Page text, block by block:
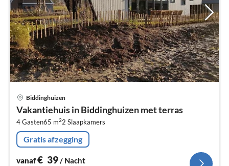
Biddinghuizen
Vakantiehuis in Biddinghuizen met terras
4 Gasten65 m22 Slaapkamers
Gratis afzegging
vanaf€ 39/ Nacht